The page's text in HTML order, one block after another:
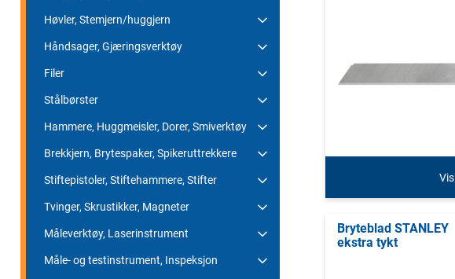
Høvler, Stemjern/huggjern
Håndsager, Gjæringsverktøy
Filer
Stålbørster
Hammere, Huggmeisler, Dorer, Smiverktøy
Brekkjern, Brytespaker, Spikeruttrekkere
Stiftepistoler, Stiftehammere, Stifter
Tvinger, Skrustikker, Magneter
Måleverktøy, Laserinstrument
Måle- og testinstrument, Inspeksjon
Vis
Bryteblad STANLEY
ekstra tykt